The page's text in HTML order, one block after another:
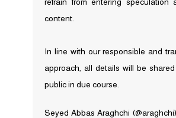
content.
In line with our responsible and
approach, all details will be
public in due course.